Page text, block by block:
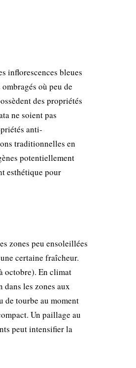
inflorescences bleues
où peu de
des propriétés
ne soient pas
anti-
traditionnelles en
potentiellement
esthétique pour
zones peu ensoleillées
certaine fraîcheur.
octobre). En climat
les zones aux
de tourbe au moment
Un paillage au
peut intensifier la